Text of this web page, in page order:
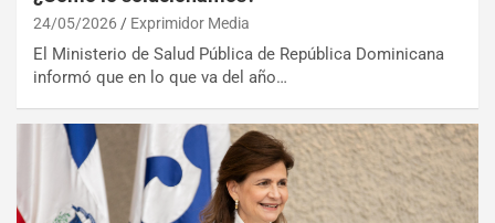
24/05/2026 Exprimidor Media
El Ministerio de Salud Pública de República Dominicana
informó que en lo que va del año…